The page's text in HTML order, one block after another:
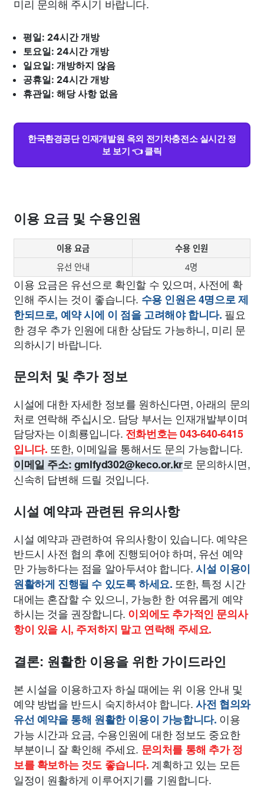
미리 문의해 주시기 바랍니다.
평일: 24시간 개방
토요일: 24시간 개방
일요일: 개방하지 않음
공휴일: 24시간 개방
휴관일: 해당 사항 없음
한국환경공단 인재개발원 옥외 전기차충전소 실시간 정
보 보기 👈 클릭
이용 요금 및 수용인원
이용 요금
수용 인원
유선 안내
4명
이용 요금은 유선으로 확인할 수 있으며, 사전에 확
인해 주시는 것이 좋습니다. 수용 인원은 4명으로 제
한되므로, 예약 시에 이 점을 고려해야 합니다. 필요
한 경우 추가 인원에 대한 상담도 가능하니, 미리 문
의하시기 바랍니다.
문의처 및 추가 정보
시설에 대한 자세한 정보를 원하신다면, 아래의 문의
처로 연락해 주십시오. 담당 부서는 인재개발부이며
담당자는 이희룡입니다. 전화번호는 043-640-6415
입니다. 또한, 이메일을 통해서도 문의 가능합니다.
이메일 주소:gmlfyd302@keco.or.kr로 문의하시면,
신속히 답변해 드릴 것입니다.
시설 예약과 관련된 유의사항
시설 예약과 관련하여 유의사항이 있습니다. 예약은
반드시 사전 협의 후에 진행되어야 하며, 유선 예약
만 가능하다는 점을 알아두셔야 합니다.시설 이용이
원활하게 진행될 수 있도록 하세요. 또한, 특정 시간
대에는 혼잡할 수 있으니, 가능한 한 여유롭게 예약
하시는 것을 권장합니다. 이외에도 추가적인 문의사
항이 있을 시, 주저하지 말고 연락해 주세요.
결론: 원활한 이용을 위한 가이드라인
본 시설을 이용하고자 하실 때에는 위 이용 안내 및
예약 방법을 반드시 숙지하셔야 합니다.사전 협의와
유선 예약을 통해 원활한 이용이 가능합니다. 이용
가능 시간과 요금, 수용인원에 대한 정보도 중요한
부분이니 잘 확인해 주세요. 문의처를 통해 추가 정
보를 확보하는 것도 좋습니다. 계획하고 있는 모든
일정이 원활하게 이루어지기를 기원합니다.